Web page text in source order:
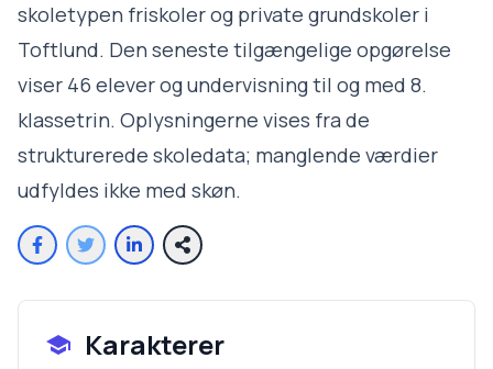
skoletypen friskoler og private grundskoler i
Toftlund. Den seneste tilgængelige opgørelse
viser 46 elever og undervisning til og med 8.
klassetrin. Oplysningerne vises fra de
strukturerede skoledata; manglende værdier
udfyldes ikke med skøn.
Karakterer